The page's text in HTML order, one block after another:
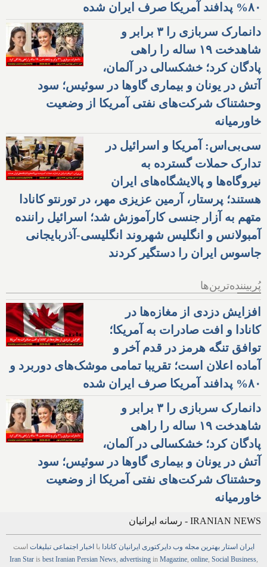
۸۰% پدافند آمریکا صرف ایران شده
دانمارک سربازی را ۳ برابر و
شاهدخت ۱۹ ساله را راهی
پادگان کرد؛ خشکسالی در آلمان،
آتش در یونان و بیماری گاوها در سوئیس؛ سود
وحشتناک شرکت‌های نفتی آمریکا از وضعیت
خاورمیانه
سی‌بی‌اس: آمریکا و اسرائیل در
تدارک حملات گسترده به
نیروگاه‌ها و پالایشگاه‌های ایران
هستند؛ پرستار، آرمین عزیزی مهر، در تورنتو کانادا
متهم به آزار جنسی کارآموزش شد؛ اسرائیل راننده
آمبولانس و انگلیس شهروند انگلیسی-آذربایجانی
جاسوس ایران را دستگیر کردند
پُربیننده‌ترین‌ها
افزایش دزدی از مغازه‌ها در
کانادا و افت صادرات به آمریکا؛
توافق تنگه هرمز در قدم آخر و
آماده اعلان است؛ تقریبا تمامی موشک‌های دوربرد و
۸۰% پدافند آمریکا صرف ایران شده
دانمارک سربازی را ۳ برابر و
شاهدخت ۱۹ ساله را راهی
پادگان کرد؛ خشکسالی در آلمان،
آتش در یونان و بیماری گاوها در سوئیس؛ سود
وحشتناک شرکت‌های نفتی آمریکا از وضعیت
خاورمیانه
IRANIAN NEWS - رسانه ایرانیان
ایران استار بهترین مجله وب دایرکتوری ایرانیان کانادا با اخبار اجتماعی تبلیغات است
Iran Staris best Iranian Persian News, advertisingin Magazine, online, Social Business,